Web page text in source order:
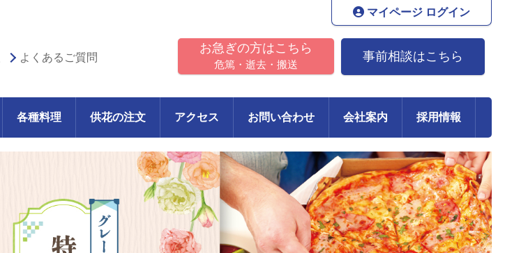
マイページ ログイン
お急ぎの方はこちら
危篤・逝去・搬送
事前相談はこちら
よくあるご質問
各種料理 供花の注文 アクセス お問い合わせ 会社案内 採用情報